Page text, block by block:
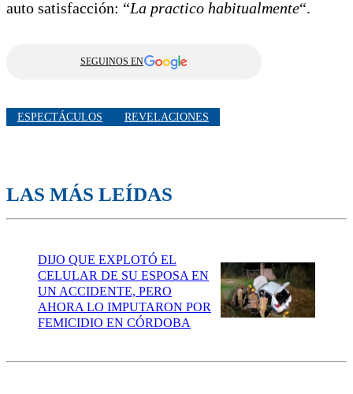
auto satisfacción: “La practico habitualmente“.
SEGUINOS EN
ESPECTÁCULOS REVELACIONES
LAS MÁS LEÍDAS
DIJO QUE EXPLOTÓ EL
CELULAR DE SU ESPOSA EN
UN ACCIDENTE, PERO
AHORA LO IMPUTARON POR
FEMICIDIO EN CÓRDOBA